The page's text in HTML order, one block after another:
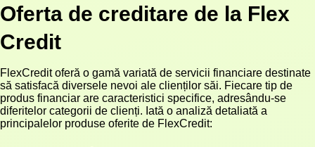
Oferta de creditare de la Flex
Credit
FlexCredit oferă o gamă variată de servicii financiare destinate
să satisfacă diversele nevoi ale clienților săi. Fiecare tip de
produs financiar are caracteristici specifice, adresându-se
diferitelor categorii de clienți. Iată o analiză detaliată a
principalelor produse oferite de FlexCredit: